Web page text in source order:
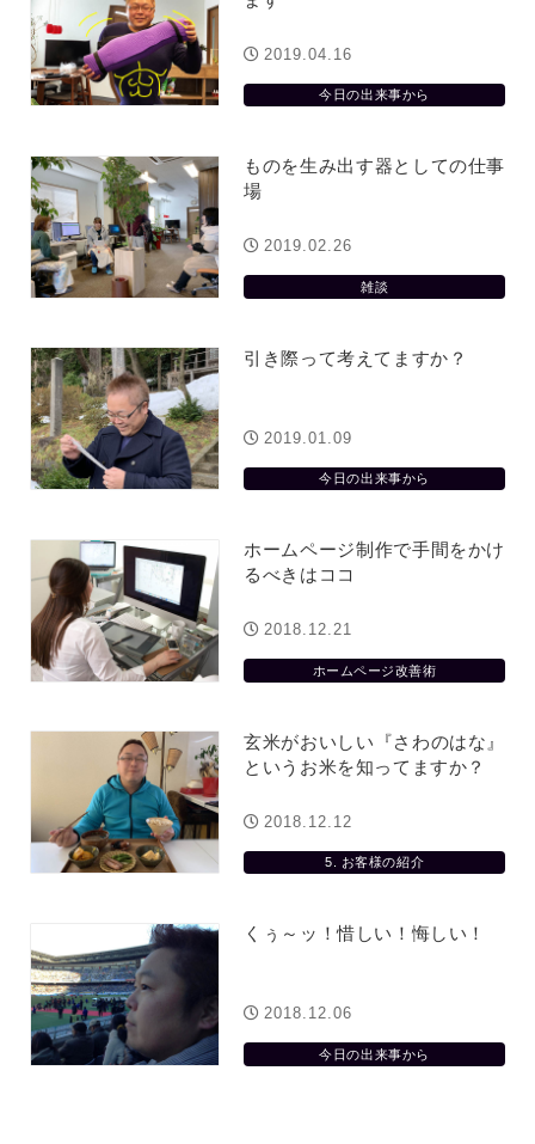
今日の出来事から
2019.04.16
ものを生み出す器としての仕事
場
雑談
2019.02.26
引き際って考えてますか？
今日の出来事から
2019.01.09
ホームページ制作で手間をかけ
るべきはココ
ホームページ改善術
2018.12.21
玄米がおいしい『さわのはな』
というお米を知ってますか？
5. お客様の紹介
2018.12.12
くぅ～ッ！惜しい！悔しい！
今日の出来事から
2018.12.06